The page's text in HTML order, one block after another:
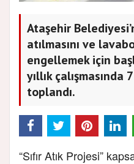
Ataşehir
atılmasını ve
engellemek için
yıllık çalışmasında
toplandı.
“Sıfır Atık Projesi”